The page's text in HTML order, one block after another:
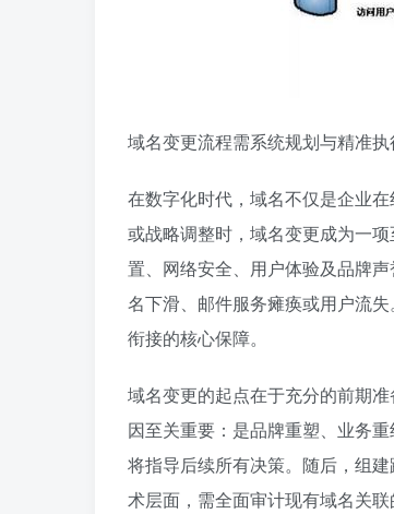
域名变更流程需系统规划与精准执
在数字化时代，域名不仅是企业
或战略调整时，域名变更成为一
置、网络安全、用户体验及品牌
名下滑、邮件服务瘫痪或用户流
衔接的核心保障。
域名变更的起点在于充分的前期
因至关重要：是品牌重塑、业务
将指导后续所有决策。随后，组
术层面，需全面审计现有域名关